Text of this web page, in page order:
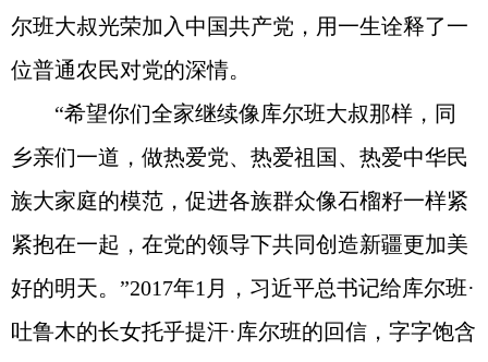
尔班大叔光荣加入中国共产党，用一生诠释了一
位普通农民对党的深情。
“希望你们全家继续像库尔班大叔那样，同
乡亲们一道，做热爱党、热爱祖国、热爱中华民
族大家庭的模范，促进各族群众像石榴籽一样紧
紧抱在一起，在党的领导下共同创造新疆更加美
好的明天。”2017年1月，习近平总书记给库尔班·
吐鲁木的长女托乎提汗·库尔班的回信，字字饱含